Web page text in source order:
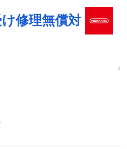
修理無償対